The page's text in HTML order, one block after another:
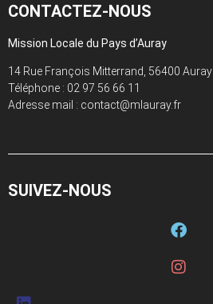
CONTACTEZ-NOUS
Mission Locale du Pays d’Auray
14 Rue François Mitterrand, 56400 Auray
Téléphone : 02 97 56 66 11
Adresse mail : contact@mlauray.fr
SUIVEZ-NOUS